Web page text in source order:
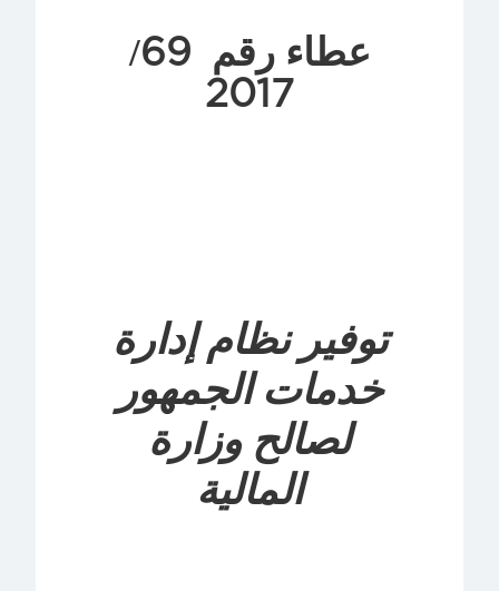
عطاء رقم 69
/
2017
توفير نظام إدارة
خدمات الجمهور
لصالح وزارة
المالية